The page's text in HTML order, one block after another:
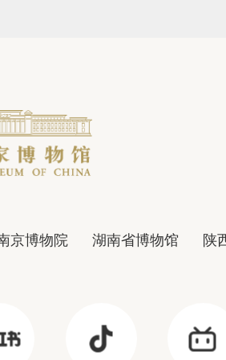
京博物院 湖南省博物馆 陕